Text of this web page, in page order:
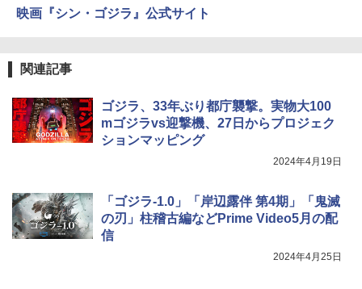
映画『シン・ゴジラ』公式サイト
関連記事
ゴジラ、33年ぶり都庁襲撃。実物大100
mゴジラvs迎撃機、27日からプロジェク
ションマッピング
2024年4月19日
「ゴジラ-1.0」「岸辺露伴 第4期」「鬼滅
の刃」柱稽古編などPrime Video5月の配
信
2024年4月25日